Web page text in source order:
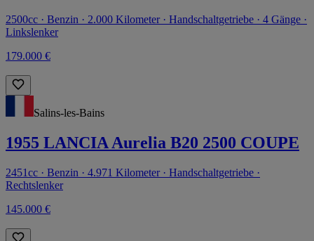
2500cc · Benzin · 2.000 Kilometer · Handschaltgetriebe · 4 Gänge ·
Linkslenker
179.000 €
Salins-les-Bains
1955 LANCIA Aurelia B20 2500 COUPE
2451cc · Benzin · 4.971 Kilometer · Handschaltgetriebe ·
Rechtslenker
145.000 €